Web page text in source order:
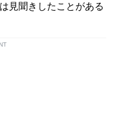
見聞きしたことがある